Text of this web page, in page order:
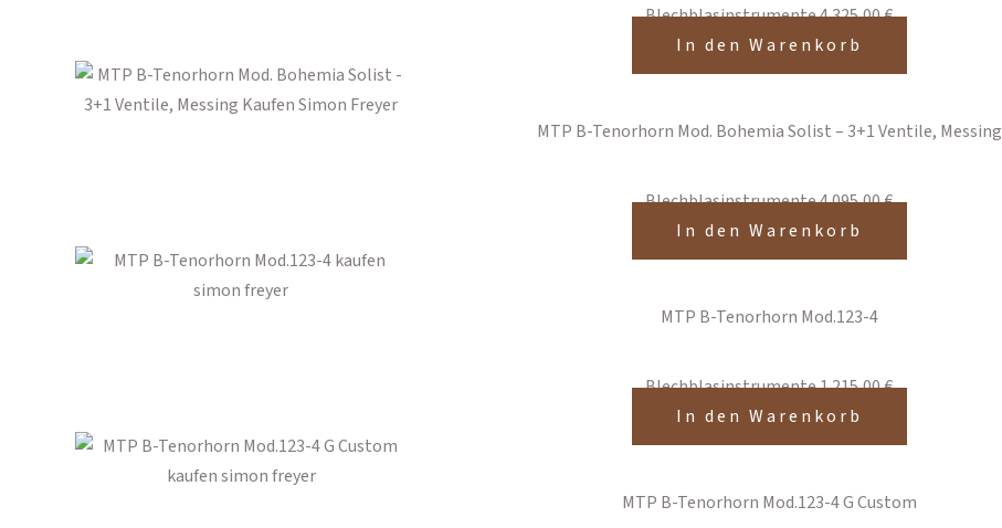
Blechblasinstrumente4.325,00€
In den Warenkorb
MTP B-Tenorhorn Mod. Bohemia Solist – 3+1 Ventile, Messing
Blechblasinstrumente4.095,00€
In den Warenkorb
MTP B-Tenorhorn Mod.123-4
Blechblasinstrumente1.215,00€
In den Warenkorb
MTP B-Tenorhorn Mod.123-4 G Custom